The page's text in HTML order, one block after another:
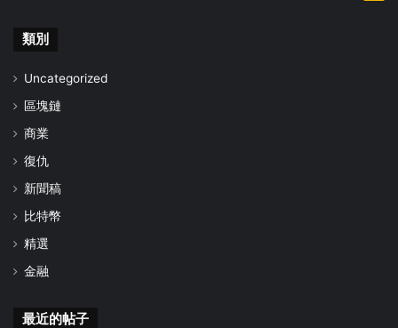
類別
Uncategorized
區塊鏈
商業
復仇
新聞稿
比特幣
精選
金融
最近的帖子